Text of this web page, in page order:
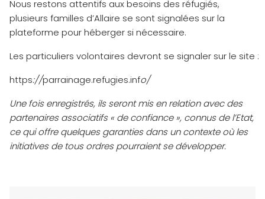
Nous restons attentifs aux besoins des réfugiés,
plusieurs familles d’Allaire se sont signalées sur la
plateforme pour héberger si nécessaire.
Les particuliers volontaires devront se signaler sur le site :
https://parrainage.refugies.info/
Une fois enregistrés, ils seront mis en relation avec des
partenaires associatifs « de confiance », connus de l’Etat,
ce qui offre quelques garanties dans un contexte où les
initiatives de tous ordres pourraient se développer.